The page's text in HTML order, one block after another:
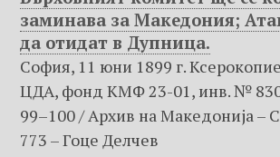
заминава за Македония;
да отидат в Дупница.
София, 11 юни 1899 г.
ЦДА, фонд КМФ 23-01, инв. №
99–100 / Архив на Македониjа –
773 – Гоце Делчев